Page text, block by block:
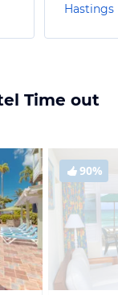
Hastings
Time out
90%